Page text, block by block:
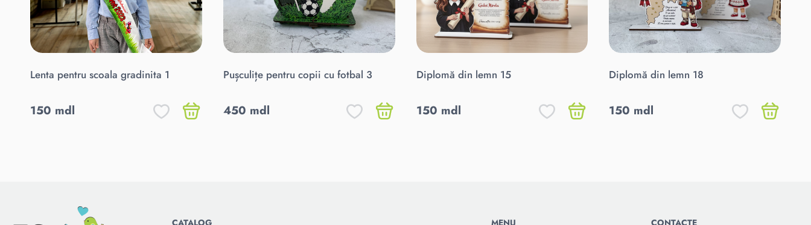
Lenta pentru scoala gradinita 1
150 mdl
Pușculițe pentru copii cu fotbal 3
450 mdl
Diplomă din lemn 15
150 mdl
Diplomă din lemn 18
150 mdl
CATALOG MENU CONTACTE